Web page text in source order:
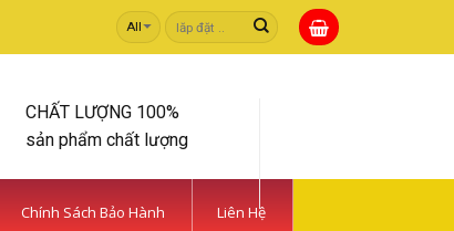
Tìm
kiếm:
CHẤT LƯỢNG 100%
sản phẩm chất lượng
Chính Sách Bảo Hành Liên Hệ